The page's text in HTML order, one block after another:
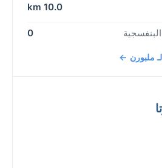
10.0 km
0
ملبورن ←